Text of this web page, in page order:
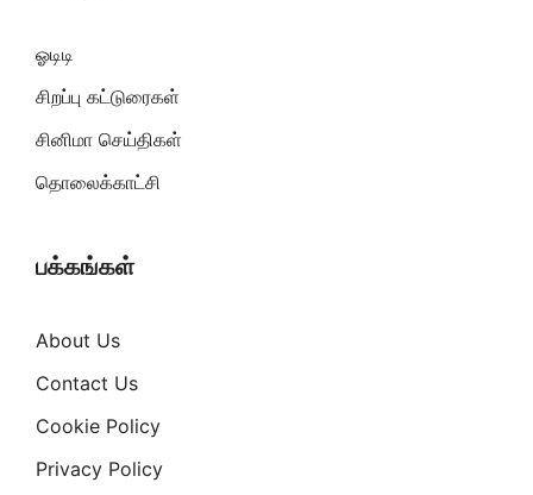
ஓடிடி
சிறப்பு கட்டுரைகள்
சினிமா செய்திகள்
தொலைக்காட்சி
பக்கங்கள்
About Us
Contact Us
Cookie Policy
Privacy Policy